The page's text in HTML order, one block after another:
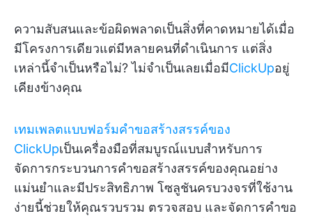
ความสับสนและข้อผิดพลาดเป็นสิ่งที่คาดหมายได้เมื่อ
มีโครงการเดียวแต่มีหลายคนที่ดำเนินการ แต่สิ่ง
เหล่านี้จำเป็นหรือไม่? ไม่จำเป็นเลยเมื่อมีClickUpอยู่
เคียงข้างคุณ
เทมเพลตแบบฟอร์มคำขอสร้างสรรค์ของ
ClickUpเป็นเครื่องมือที่สมบูรณ์แบบสำหรับการ
จัดการกระบวนการคำขอสร้างสรรค์ของคุณอย่าง
แม่นยำและมีประสิทธิภาพ โซลูชันครบวงจรที่ใช้งาน
ง่ายนี้ช่วยให้คุณรวบรวม ตรวจสอบ และจัดการคำขอ